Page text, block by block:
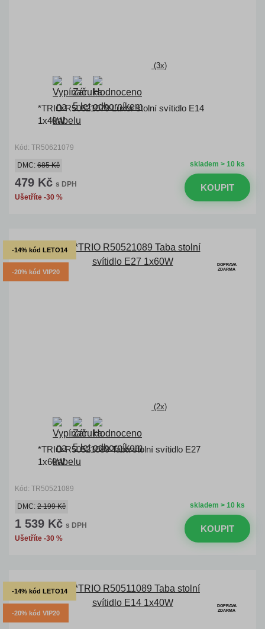
(3x)
*TRIO R50621079 Luxor stolní svítidlo E14
1x40W
Kód: TR50621079
skladem > 10 ks
DMC: 685 Kč
479 Kč s DPH
Ušetříte -30 %
KOUPIT
-14% kód LETO14
-20% kód VIP20
DOPRAVA
ZDARMA
(2x)
*TRIO R50521089 Taba stolní svítidlo E27
1x60W
Kód: TR50521089
skladem > 10 ks
DMC: 2 199 Kč
1 539 Kč s DPH
Ušetříte -30 %
KOUPIT
-14% kód LETO14
-20% kód VIP20
DOPRAVA
ZDARMA